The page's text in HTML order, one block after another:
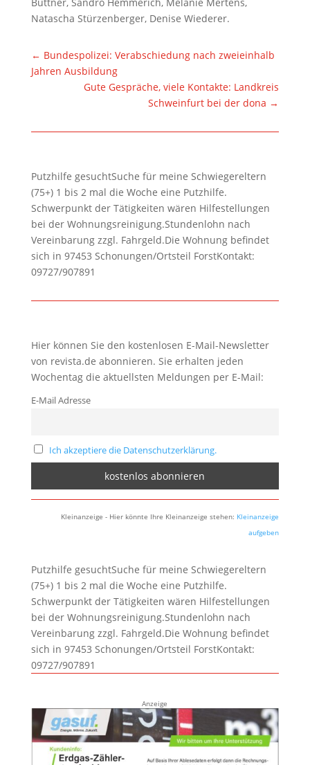
Natascha Stürzenberger, Denise Wiederer.
← Bundespolizei: Verabschiedung nach zweieinhalb
Jahren Ausbildung
Gute Gespräche, viele Kontakte: Landkreis
Schweinfurt bei der dona →
Putzhilfe gesuchtSuche für meine Schwiegereltern
(75+) 1 bis 2 mal die Woche eine Putzhilfe.
Schwerpunkt der Tätigkeiten wären Hilfestellungen
bei der Wohnungsreinigung.Stundenlohn nach
Vereinbarung zzgl. Fahrgeld.Die Wohnung befindet
sich in 97453 Schonungen/Ortsteil ForstKontakt:
09727/907891
Hier können Sie den kostenlosen E-Mail-Newsletter
von revista.de abonnieren. Sie erhalten jeden
Wochentag die aktuellsten Meldungen per E-Mail:
E-Mail Adresse
Ich akzeptiere die Datenschutzerklärung.
Kleinanzeige - Hier könnte Ihre Kleinanzeige stehen: Kleinanzeige
aufgeben
Putzhilfe gesuchtSuche für meine Schwiegereltern
(75+) 1 bis 2 mal die Woche eine Putzhilfe.
Schwerpunkt der Tätigkeiten wären Hilfestellungen
bei der Wohnungsreinigung.Stundenlohn nach
Vereinbarung zzgl. Fahrgeld.Die Wohnung befindet
sich in 97453 Schonungen/Ortsteil ForstKontakt:
09727/907891
Anzeige